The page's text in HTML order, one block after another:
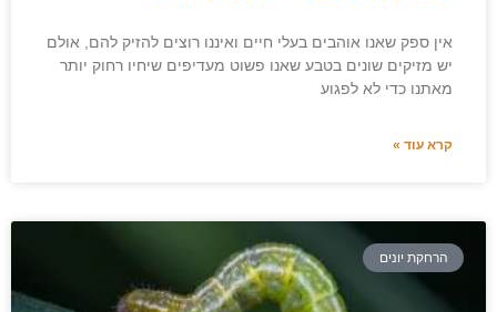
אין ספק שאנו אוהבים בעלי חיים ואיננו רוצים להזיק להם, אולם
יש מזיקים שונים בטבע שאנו פשוט מעדיפים שיחיו רחוק יותר
מאתנו כדי לא לפגוע
קרא עוד »
הרחקת יונים